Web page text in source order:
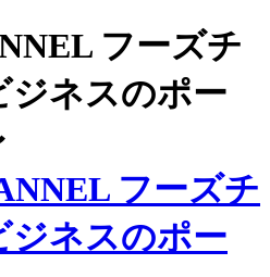
フーズチ
ジネスのポー